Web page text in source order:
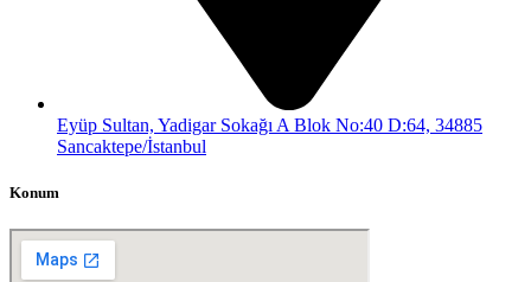
Eyüp Sultan, Yadigar Sokağı A Blok No:40 D:64, 34885
Sancaktepe/İstanbul
Konum